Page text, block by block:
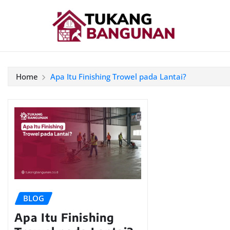
Home Apa Itu Finishing Trowel pada Lantai?
BLOG
Apa Itu Finishing